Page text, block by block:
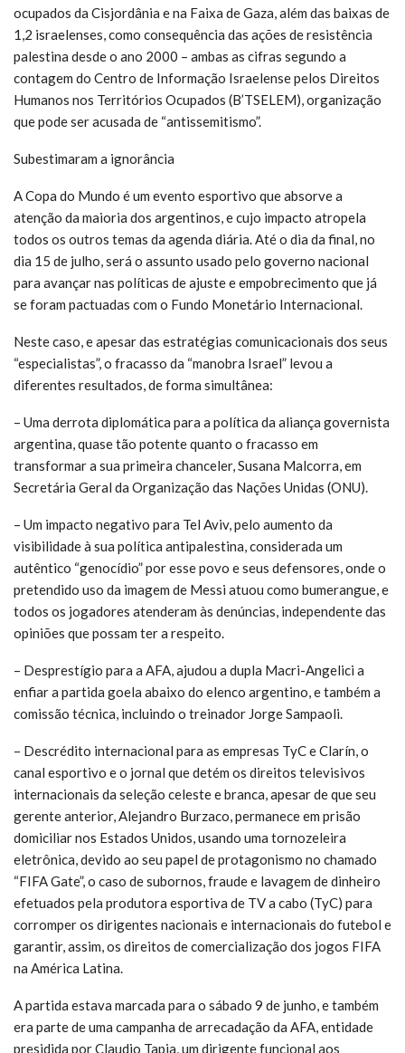
ocupados da Cisjordânia e na Faixa de Gaza, além das baixas de
1,2 israelenses, como consequência das ações de resistência
palestina desde o ano 2000 – ambas as cifras segundo a
contagem do Centro de Informação Israelense pelos Direitos
Humanos nos Territórios Ocupados (B’TSELEM), organização
que pode ser acusada de “antissemitismo”.
Subestimaram a ignorância
A Copa do Mundo é um evento esportivo que absorve a
atenção da maioria dos argentinos, e cujo impacto atropela
todos os outros temas da agenda diária. Até o dia da final, no
dia 15 de julho, será o assunto usado pelo governo nacional
para avançar nas políticas de ajuste e empobrecimento que já
se foram pactuadas com o Fundo Monetário Internacional.
Neste caso, e apesar das estratégias comunicacionais dos seus
“especialistas”, o fracasso da “manobra Israel” levou a
diferentes resultados, de forma simultânea:
– Uma derrota diplomática para a política da aliança governista
argentina, quase tão potente quanto o fracasso em
transformar a sua primeira chanceler, Susana Malcorra, em
Secretária Geral da Organização das Nações Unidas (ONU).
– Um impacto negativo para Tel Aviv, pelo aumento da
visibilidade à sua política antipalestina, considerada um
autêntico “genocídio” por esse povo e seus defensores, onde o
pretendido uso da imagem de Messi atuou como bumerangue, e
todos os jogadores atenderam às denúncias, independente das
opiniões que possam ter a respeito.
– Desprestígio para a AFA, ajudou a dupla Macri-Angelici a
enfiar a partida goela abaixo do elenco argentino, e também a
comissão técnica, incluindo o treinador Jorge Sampaoli.
– Descrédito internacional para as empresas TyC e Clarín, o
canal esportivo e o jornal que detém os direitos televisivos
internacionais da seleção celeste e branca, apesar de que seu
gerente anterior, Alejandro Burzaco, permanece em prisão
domiciliar nos Estados Unidos, usando uma tornozeleira
eletrônica, devido ao seu papel de protagonismo no chamado
“FIFA Gate”, o caso de subornos, fraude e lavagem de dinheiro
efetuados pela produtora esportiva de TV a cabo (TyC) para
corromper os dirigentes nacionais e internacionais do futebol e
garantir, assim, os direitos de comercialização dos jogos FIFA
na América Latina.
A partida estava marcada para o sábado 9 de junho, e também
era parte de uma campanha de arrecadação da AFA, entidade
presidida por Claudio Tapia, um dirigente funcional aos